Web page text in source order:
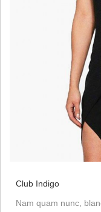
Club Indigo
Nam quam nunc,